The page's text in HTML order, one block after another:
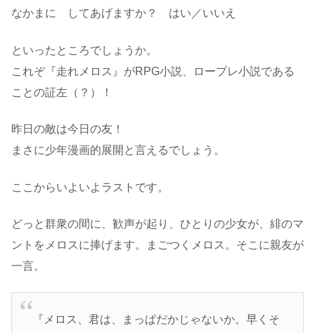
なかまに してあげますか？ はい／いいえ
といったところでしょうか。
これぞ『走れメロス』がRPG小説、ロープレ小説である
ことの証左（？）！
昨日の敵は今日の友！
まさに少年漫画的展開と言えるでしょう。
ここからいよいよラストです。
どっと群衆の間に、歓声が起り、ひとりの少女が、緋のマ
ントをメロスに捧げます。まごつくメロス。そこに親友が
一言。
『メロス、君は、まっぱだかじゃないか。早くそ